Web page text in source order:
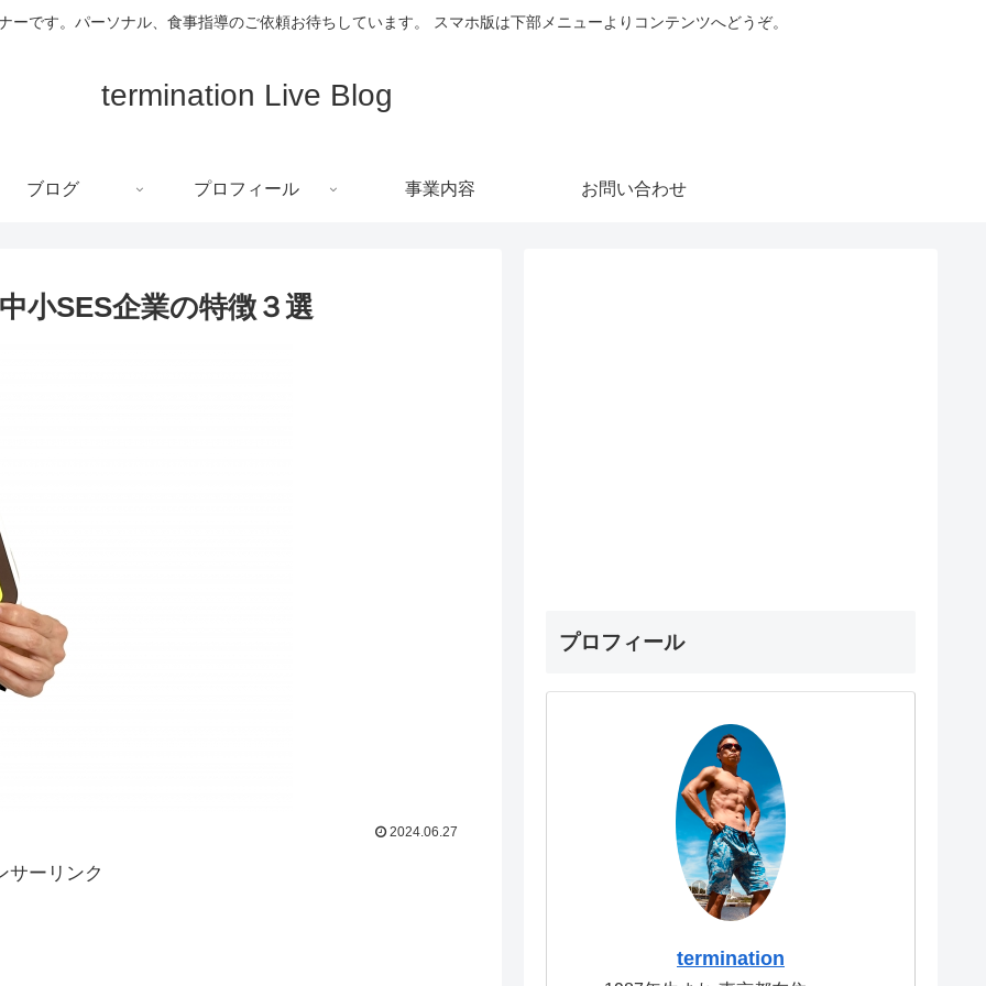
です。パーソナル、食事指導のご依頼お待ちしています。 スマホ版は下部メニューよりコンテンツへどうぞ。
termination Live Blog
ブログ プロフィール 事業内容 お問い合わせ
小SES企業の特徴３選
2024.06.27
サーリンク
プロフィール
termination